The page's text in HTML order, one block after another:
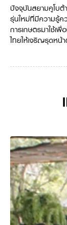
ปัจจุบันสยามคูโบต้
รุ่นใหม่ที่มีความรู้ค
การเกษตรมาใช้เ
ไทยให้เจริญรุดหน้